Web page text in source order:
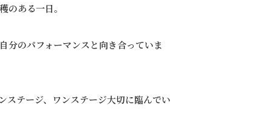
のある一日。
分のパフォーマンスと向き合っていま
ステージ、ワンステージ大切に臨んでい